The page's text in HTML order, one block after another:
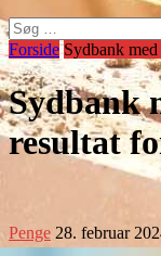
Søg
efter:
Forside Sydbank
Sydbank
resultat
Penge 28. februar